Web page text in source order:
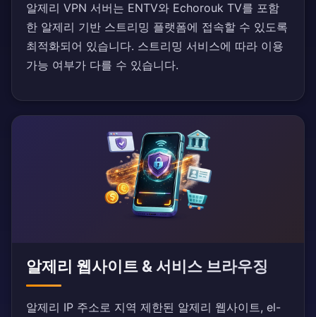
알제리 VPN 서버는 ENTV와 Echorouk TV를 포함
한 알제리 기반 스트리밍 플랫폼에 접속할 수 있도록
최적화되어 있습니다. 스트리밍 서비스에 따라 이용
가능 여부가 다를 수 있습니다.
알제리 웹사이트 & 서비스 브라우징
알제리 IP 주소로 지역 제한된 알제리 웹사이트, el-